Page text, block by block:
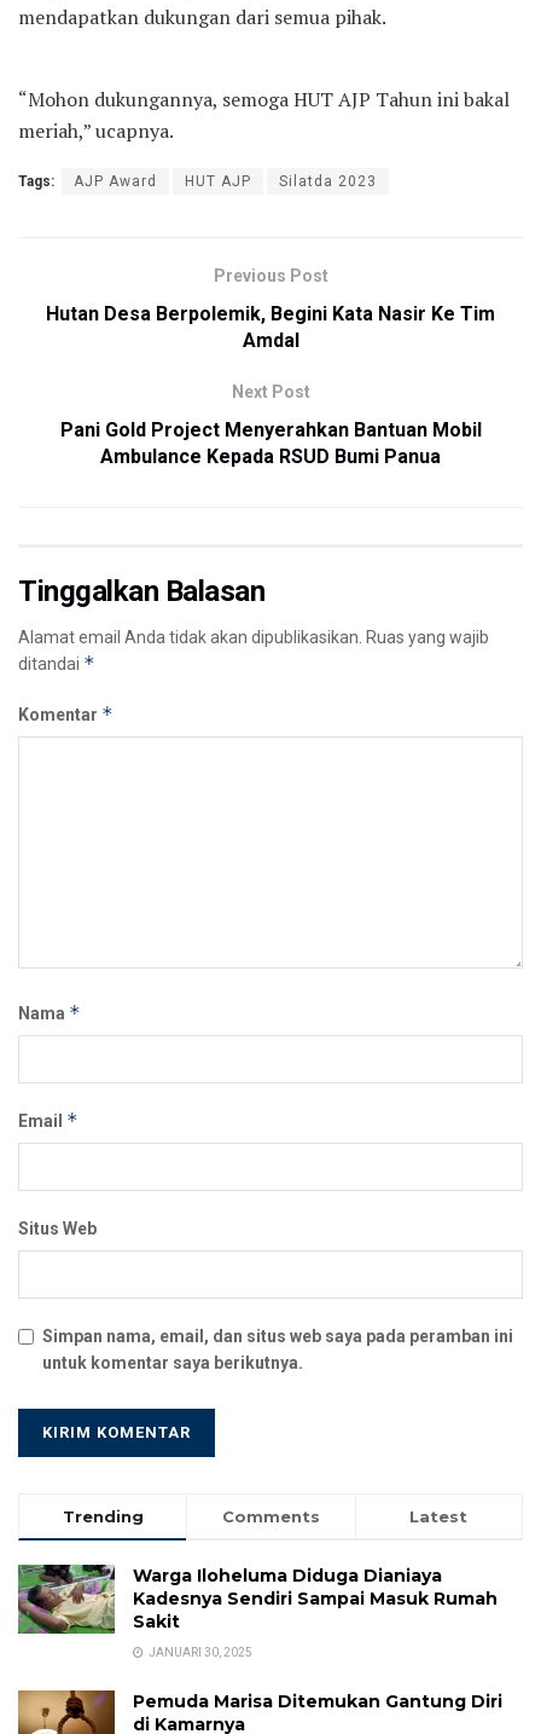
mendapatkan dukungan dari semua pihak.
“Mohon dukungannya, semoga HUT AJP Tahun ini bakal
meriah,” ucapnya.
Tags: AJP Award HUT AJP Silatda 2023
Previous Post
Hutan Desa Berpolemik, Begini Kata Nasir Ke Tim
Amdal
Next Post
Pani Gold Project Menyerahkan Bantuan Mobil
Ambulance Kepada RSUD Bumi Panua
Tinggalkan Balasan
Alamat email Anda tidak akan dipublikasikan. Ruas yang wajib
ditandai *
Komentar *
Nama *
Email *
Situs Web
Simpan nama, email, dan situs web saya pada peramban ini
untuk komentar saya berikutnya.
Trending Comments Latest
Warga Iloheluma Diduga Dianiaya
Kadesnya Sendiri Sampai Masuk Rumah
Sakit
JANUARI 30, 2025
Pemuda Marisa Ditemukan Gantung Diri
di Kamarnya